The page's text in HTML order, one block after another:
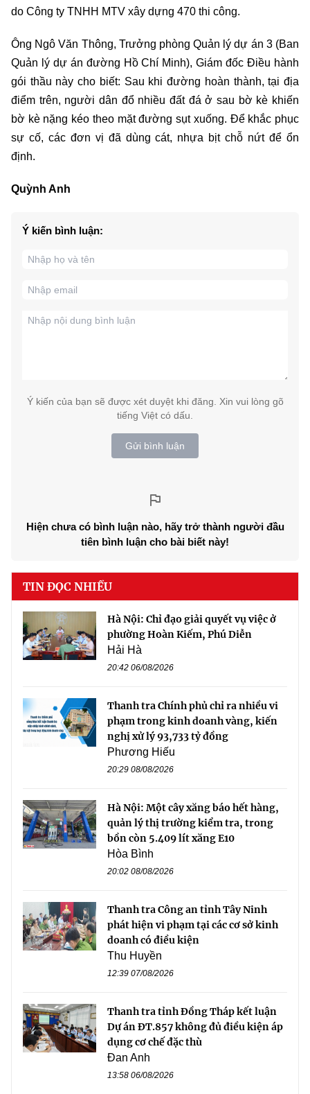
do Công ty TNHH MTV xây dựng 470 thi công.
Ông Ngô Văn Thông, Trưởng phòng Quản lý dự án 3 (Ban
Quản lý dự án đường Hồ Chí Minh), Giám đốc Điều hành
gói thầu này cho biết: Sau khi đường hoàn thành, tại địa
điểm trên, người dân đổ nhiều đất đá ở sau bờ kè khiến
bờ kè nặng kéo theo mặt đường sụt xuống. Để khắc phục
sự cố, các đơn vị đã dùng cát, nhựa bịt chỗ nứt để ổn
định.
Quỳnh Anh
Ý kiến bình luận:
Ý kiến của bạn sẽ được xét duyệt khi đăng. Xin vui lòng gõ
tiếng Việt có dấu.
Gửi bình luận
Hiện chưa có bình luận nào, hãy trở thành người đầu
tiên bình luận cho bài biết này!
TIN ĐỌC NHIỀU
Hà Nội: Chỉ đạo giải quyết vụ việc ở
phường Hoàn Kiếm, Phú Diễn
Hải Hà
20:42 06/08/2026
Thanh tra Chính phủ chỉ ra nhiều vi
phạm trong kinh doanh vàng, kiến
nghị xử lý 93,733 tỷ đồng
Phương Hiếu
20:29 08/08/2026
Hà Nội: Một cây xăng báo hết hàng,
quản lý thị trường kiểm tra, trong
bồn còn 5.409 lít xăng E10
Hòa Bình
20:02 08/08/2026
Thanh tra Công an tỉnh Tây Ninh
phát hiện vi phạm tại các cơ sở kinh
doanh có điều kiện
Thu Huyền
12:39 07/08/2026
Thanh tra tỉnh Đồng Tháp kết luận
Dự án ĐT.857 không đủ điều kiện áp
dụng cơ chế đặc thù
Đan Anh
13:58 06/08/2026